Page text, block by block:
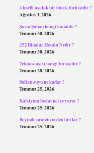
4 harfli asalak bir böcek türü nedir ?
Ağustos 3, 2026
Şu an Şaban hangi kanalda ?
Temmuz 30, 2026
252 Binalar Hesabı Nedir ?
Temmuz 30, 2026
Tetanoz aşısı hangi tür aşıdır ?
Temmuz 28, 2026
Sultan suyu ne kadar ?
Temmuz 25, 2026
Kalsiyum fosfat ne işe yarar ?
Temmuz 25, 2026
Beyinde protein neden birikir ?
Temmuz 25, 2026